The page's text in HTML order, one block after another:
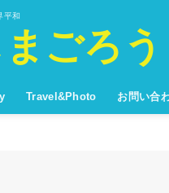
平和
ごろう
Travel&Photo お問い合